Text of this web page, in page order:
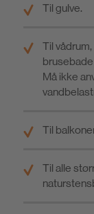
Til gulve.
Til
Må ikke
Til
Til alle